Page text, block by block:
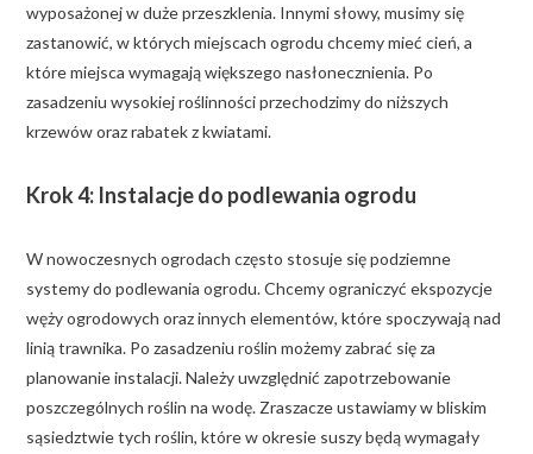
wyposażonej w duże przeszklenia. Innymi słowy, musimy się
zastanowić, w których miejscach ogrodu chcemy mieć cień, a
które miejsca wymagają większego nasłonecznienia. Po
zasadzeniu wysokiej roślinności przechodzimy do niższych
krzewów oraz rabatek z kwiatami.
Krok 4: Instalacje do podlewania ogrodu
W nowoczesnych ogrodach często stosuje się podziemne
systemy do podlewania ogrodu. Chcemy ograniczyć ekspozycje
węży ogrodowych oraz innych elementów, które spoczywają nad
linią trawnika. Po zasadzeniu roślin możemy zabrać się za
planowanie instalacji. Należy uwzględnić zapotrzebowanie
poszczególnych roślin na wodę. Zraszacze ustawiamy w bliskim
sąsiedztwie tych roślin, które w okresie suszy będą wymagały